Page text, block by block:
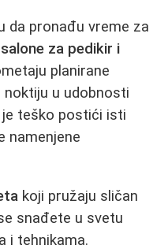
da pronađu vreme za
za pedikir i
planirane
u udobnosti
teško postići isti
namenjene
koji pružaju sličan
snađete u svetu
i tehnikama.